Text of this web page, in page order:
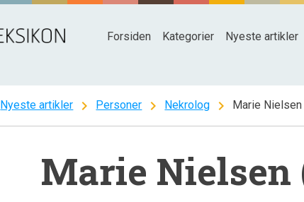
Forsiden Kategorier Nyeste artikler
Nyeste artikler chevron_right Personer chevron_right Nekrolog chevron_right Marie Nielsen
Marie Nielsen